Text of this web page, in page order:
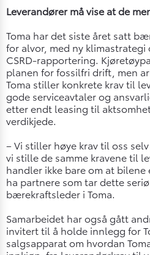
Leverandører må vise at de
Toma har det siste året satt
for alvor, med ny
CSRD-rapportering.
planen for fossilfri drift, men
Toma stiller konkrete krav til
gode serviceavtaler og
etter endt leasing til
verdikjede.
– Vi stiller høye krav til oss
vi stille de samme kravene til
handler ikke bare om at bilene
ha partnere som tar dette
bærekraftsleder i Toma.
Samarbeidet har også gått
invitert til å holde innlegg for
salgsapparat om hvordan